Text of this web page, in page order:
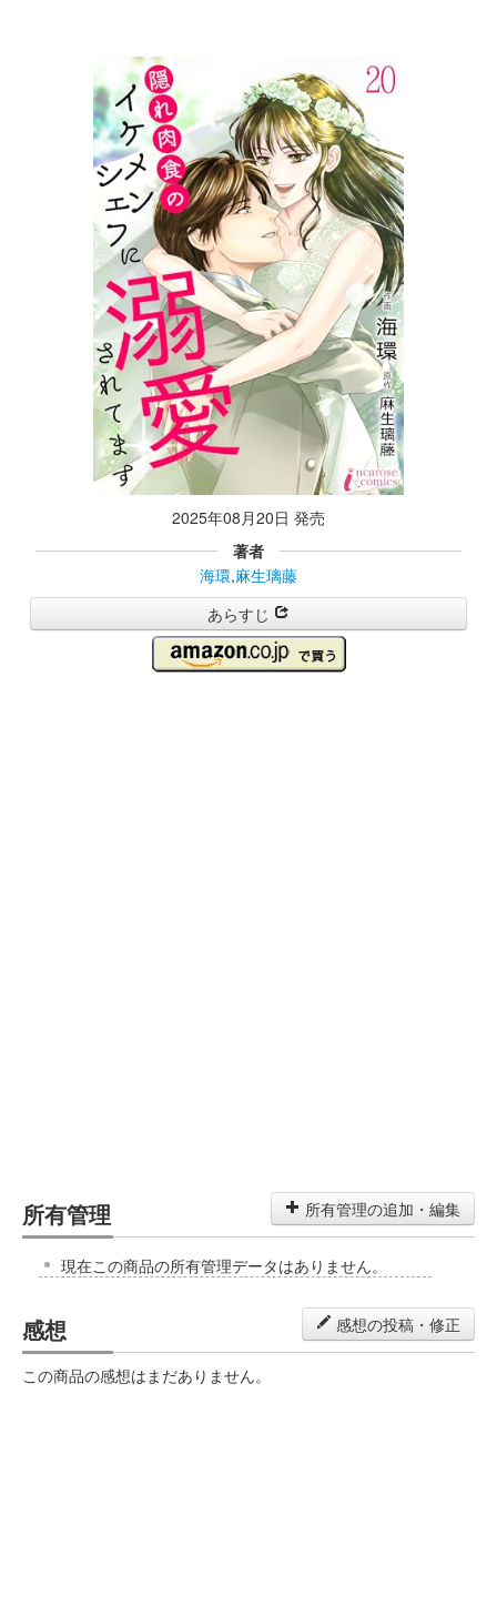
2025年08月20日 発売
著者
海環,麻生璃藤
あらすじ
所有管理 所有管理の追加・編集
現在この商品の所有管理データはありません。
感想 感想の投稿・修正
この商品の感想はまだありません。